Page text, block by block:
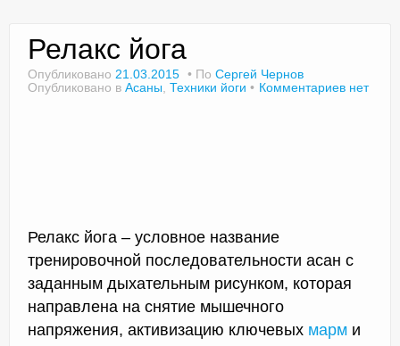
Йога для начинающих
Триггерные точки
Контакты
Релакс йога
Опубликовано 21.03.2015 По Сергей Чернов
Опубликовано в Асаны Техники йоги Комментариев нет
Релакс йога – условное название
тренировочной последовательности асан с
заданным дыхательным рисунком, которая
направлена на снятие мышечного
напряжения, активизацию ключевых марм и